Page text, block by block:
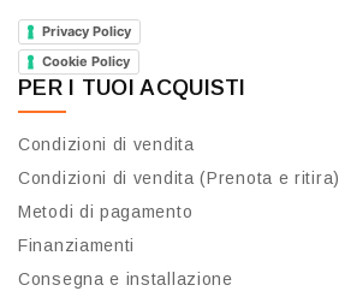
Privacy Policy
Cookie Policy
PER I TUOI ACQUISTI
Condizioni di vendita
Condizioni di vendita (Prenota e ritira)
Metodi di pagamento
Finanziamenti
Consegna e installazione